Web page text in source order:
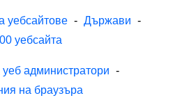
уебсайтове - Държави -
уебсайта
администратори -
на браузъра